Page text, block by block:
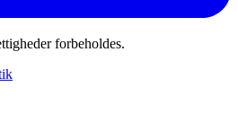
forbeholdes.